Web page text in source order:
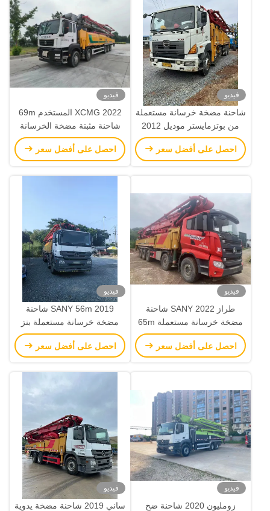
فيديو
شاحنة مضخة خرسانة مستعملة
من بوتزمايستر موديل 2012
بطول 49 مترًا مع هيكل هينو
احصل على أفضل سعر
فيديو
2022 XCMG المستخدم 69m
شاحنة مثبتة مضخة الخرسانة
ZZ5556V52KMF1 معدات
البناء
احصل على أفضل سعر
فيديو
طراز 2022 SANY شاحنة
مضخة خرسانة مستعملة 65m
SYM5541THBF للبناء المرتفع
احصل على أفضل سعر
فيديو
2019 SANY 56m شاحنة
مضخة خرسانة مستعملة بنز
هيكل لمعدات البناء
احصل على أفضل سعر
فيديو
زومليون 2020 شاحنة ضخ
فيديو
ساني 2019 شاحنة مضخة يدوية